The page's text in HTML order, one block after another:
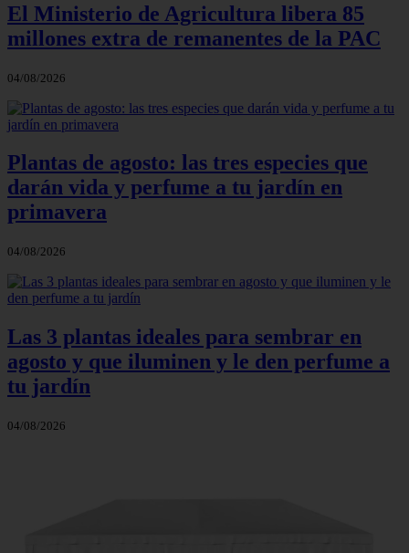
El Ministerio de Agricultura libera 85
millones extra de remanentes de la PAC
04/08/2026
Plantas de agosto: las tres especies que
darán vida y perfume a tu jardín en
primavera
04/08/2026
Las 3 plantas ideales para sembrar en
agosto y que iluminen y le den perfume a
tu jardín
04/08/2026